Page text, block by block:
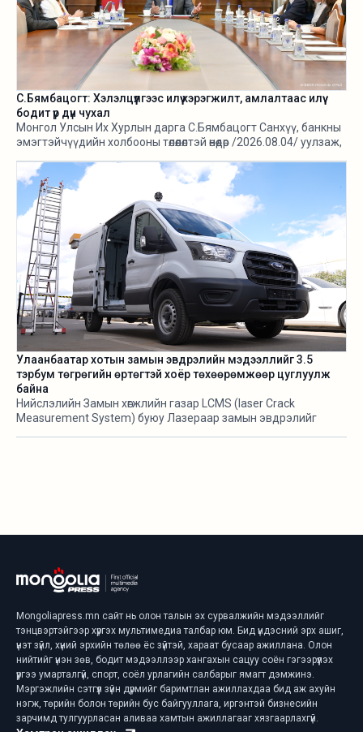
С.Бямбацогт: Хэлэлцүүлгээс илүү хэрэгжилт, амлалтаас илүү
бодит үр дүн чухал
Монгол Улсын Их Хурлын дарга С.Бямбацогт Санхүү, банкны
эмэгтэйчүүдийн холбооны төлөөлөлтэй өнөөдөр /2026.08.04/ уулзаж,
“Ногоон санхүүжилт-Хүртээмжтэй тогтвортой хөгжилд”
чуулганы бэлтгэл ажил, зорилго, хүрэх үр дүнгийн талаар
санал солилцлоо.
Улаанбаатар хотын замын эвдрэлийн мэдээллийг 3.5
тэрбум төгрөгийн өртөгтэй хоёр төхөөрөмжөөр цуглуулж
байна
Нийслэлийн Замын хөгжлийн газар LCMS (laser Crack
Measurement System) буюу Лазераар замын эвдрэлийг
Mongoliapress.mn сайт нь олон талын эх сурвалжийн мэдээллийг
тэнцвэртэйгээр хүргэх мультимедиа талбар юм. Бид үндэсний эрх ашиг,
үнэт зүйл, хүний эрхийн төлөө ёс зүйтэй, хараат бусаар ажиллана. Олон
нийтийг үнэн зөв, бодит мэдээллээр хангахын сацуу соён гэгээрүүлэх
үүргээ умарталгүй, спорт, соёл урлагийн салбарыг ямагт дэмжинэ.
Мэргэжлийн сэтгүүл зүйн дүрмийг баримтлан ажиллахдаа бид аж ахуйн
нэгж, төрийн болон төрийн бус байгууллага, иргэнтэй бизнесийн
зарчимд тулгуурласан аливаа хамтын ажиллагааг хязгаарлахгүй.